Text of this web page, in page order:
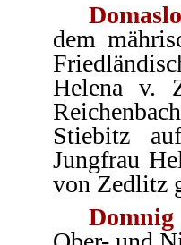
dem
Helena v.
Stiebitz
Jungfrau
von Zedlitz